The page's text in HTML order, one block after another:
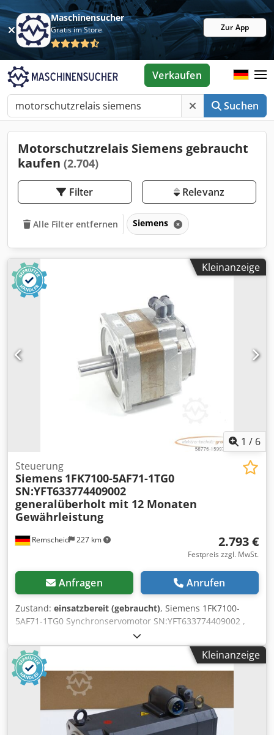
Maschinensucher
Gratis im Store Zur App
Suchen
Verkaufen
Motorschutzrelais Siemens gebraucht
kaufen (2.704)
Filter Relevanz
Alle Filter entfernen Siemens
Kleinanzeige
1 / 6
Remscheid 227 km
Steuerung
Siemens 1FK7100-5AF71-1TG0
SN:YFT633774409002
generalüberholt mit 12 Monaten
Gewährleistung
2.793 €
Festpreis zzgl. MwSt.
Anfragen Anrufen
Zustand: einsatzbereit (gebraucht), Siemens 1FK7100-
5AF71-1TG0 Synchronservomotor SN:YFT633774409002 ,
fachgerecht komplett überholt und getestet mit 12
Monaten Gewährleistung, 100% funktionsfähig,
Lieferumfang gem. Fotos,Für diesen Artikel gelten nicht die
vereinbarten Verkaufsrabatte. Preis bitte separat erfragen!
Crsdpfx Aiotkhvyelef
Kleinanzeige